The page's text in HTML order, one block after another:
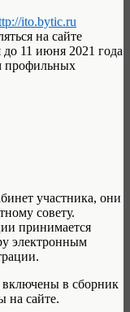
ito.bytic.ru
на сайте
до 11 июня 2021 года
профильных
участника, они
совету.
принимается
электронным
в сборник
на сайте.